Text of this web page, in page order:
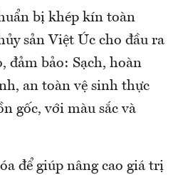
bị khép kín toàn
sản Việt Úc cho đầu ra
đảm bảo: Sạch, hoàn
an toàn vệ sinh thực
gốc, với màu sắc và
để giúp nâng cao giá trị